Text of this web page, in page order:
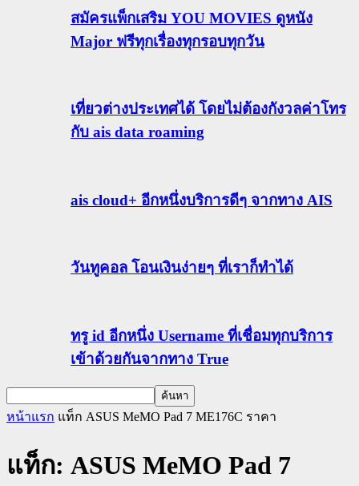
สมัครแพ็กเสริม YOU MOVIES ดูหนัง
Major ฟรีทุกเรื่องทุกรอบทุกวัน
เที่ยวต่างประเทศได้ โดยไม่ต้องกังวลค่าโทร
กับ ais data roaming
ais cloud+ อีกหนึ่งบริการดีๆ จากทาง AIS
วันทูคอล โอนเงินง่ายๆ ที่เราก็ทำได้
ทรู id อีกหนึ่ง Username ที่เชื่อมทุกบริการ
เข้าด้วยกันจากทาง True
หน้าแรก แท็ก ASUS MeMO Pad 7 ME176C ราคา
แท็ก: ASUS MeMO Pad 7